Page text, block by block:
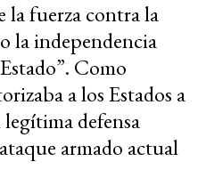
la fuerza contra la
la independencia
Como
a los Estados a
defensa
armado actual